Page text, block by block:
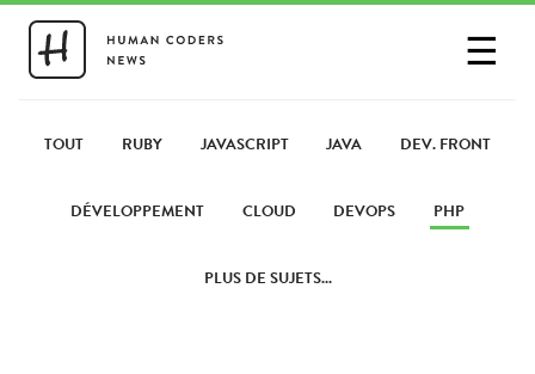
☰
PARTAGER UN LIEN
TOUT RUBY JAVASCRIPT JAVA DEV. FRONT
DÉVELOPPEMENT CLOUD DEVOPS PHP
PLUS DE SUJETS...